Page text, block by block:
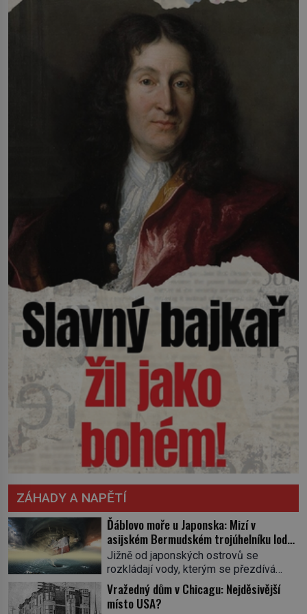
ZÁHADY A NAPĚTÍ
Ďáblovo moře u Japonska: Mizí v
asijském Bermudském trojúhelníku lodě
ve spárech neznámé síly?
Jižně od japonských ostrovů se
rozkládají vody, kterým se přezdívá
Ďáblovo moře. Vypráví se o lodích
mizejících beze stopy, podivných
světlech, zrádných proudech i mořských
Vražedný dům v Chicagu: Nejděsivější
místo USA?